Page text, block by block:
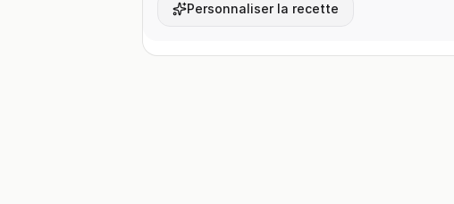
Personnaliser la recette